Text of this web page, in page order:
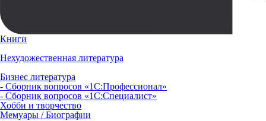
Книги
Нехудожественная литература
Бизнес литература
- Сборник вопросов «1С:Профессионал»
- Сборник вопросов «1С:Специалист»
Хобби и творчество
Мемуары / Биографии